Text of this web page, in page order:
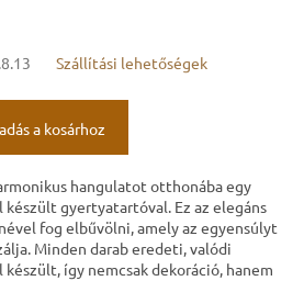
Szállítási lehetőségek
a kosárhoz
hangulatot otthonába egy
gyertyatartóval. Ez az elegáns
fog elbűvölni, amely az egyensúlyt
Minden darab eredeti, valódi
így nemcsak dekoráció, hanem